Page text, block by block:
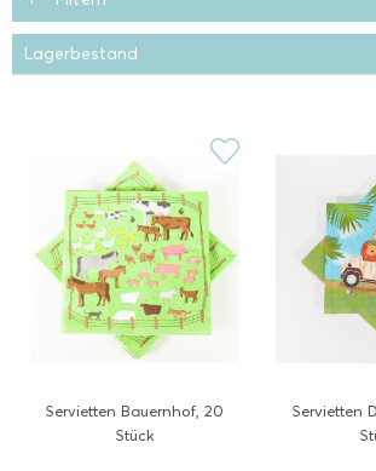
Servietten Bauernhof, 20
Stück
Servietten